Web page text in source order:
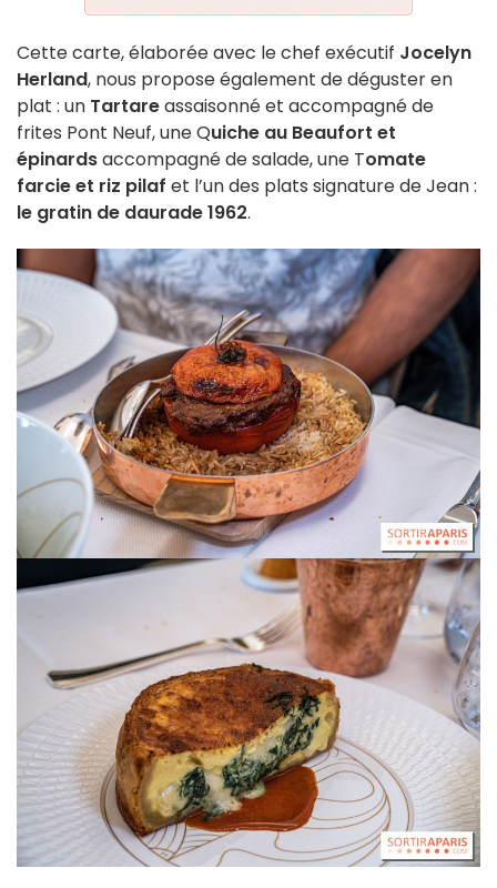
Cette carte, élaboréeavec le chef exécutif Jocelyn
Herland, nous propose également de déguster en
plat : un Tartareassaisonné et accompagné de
frites Pont Neuf, une Quiche au Beaufort et
épinardsaccompagné de salade, une Tomate
farcie et riz pilaf et l’un des plats signature de Jean :
le gratin de daurade 1962.